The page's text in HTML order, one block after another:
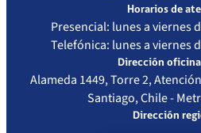
Horarios de
Presencial: lunes a viernes
Telefónica: lunes a viernes
Dirección
Alameda 1449, Torre 2,
Santiago, Chile -
Dirección